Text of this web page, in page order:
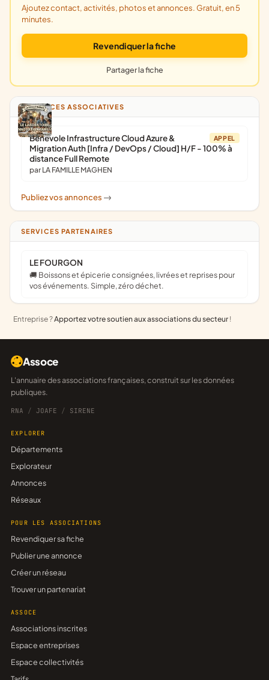
Ajoutez contact, activités, photos et annonces. Gratuit, en 5
minutes.
Revendiquer la fiche
Partager la fiche
ANNONCES ASSOCIATIVES
APPEL
Bénévole Infrastructure Cloud Azure &
Migration Auth [Infra / DevOps / Cloud] H/F - 100% à
distance Full Remote
par LA FAMILLE MAGHEN
Publiez vos annonces ->
SERVICES PARTENAIRES
LE FOURGON
🚚 Boissons et épicerie consignées, livrées et reprises pour
vos événements. Simple, zéro déchet.
Entreprise ?Apportez votre soutien aux associations du secteur !
Assoce
L'annuaire des associations françaises, construit sur les données
publiques.
RNA / JOAFE / SIRENE
EXPLORER
Départements
Explorateur
Annonces
Réseaux
POUR LES ASSOCIATIONS
Revendiquer sa fiche
Publier une annonce
Créer un réseau
Trouver un partenariat
ASSOCE
Associations inscrites
Espace entreprises
Espace collectivités